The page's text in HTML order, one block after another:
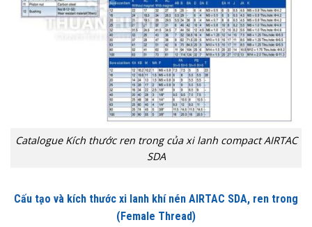
Catalogue Kích thước ren trong của xi lanh compact AIRTAC
SDA
Cấu tạo và kích thước xi lanh khí nén AIRTAC SDA, ren trong
(Female Thread)